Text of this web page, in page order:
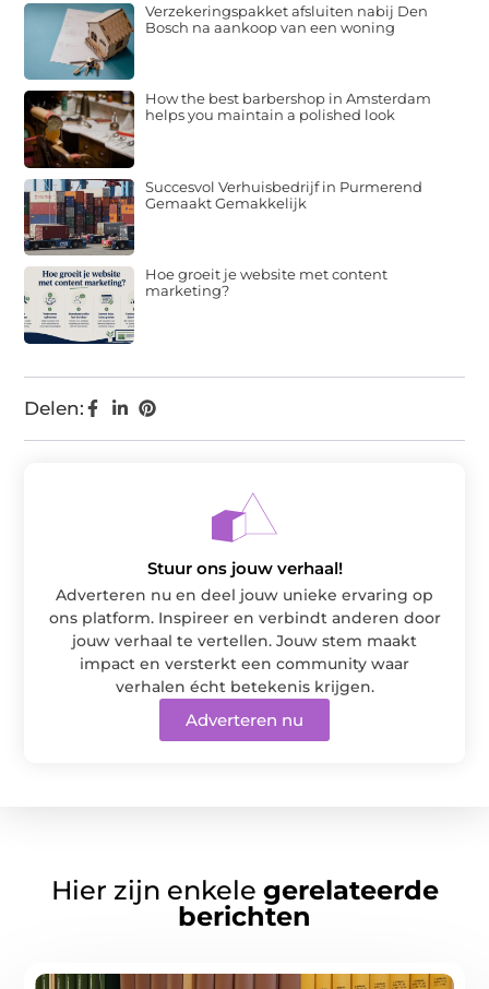
Delen:
Verzekeringspakket afsluiten nabij Den
Bosch na aankoop van een woning
How the best barbershop in Amsterdam
helps you maintain a polished look
Succesvol Verhuisbedrijf in Purmerend
Gemaakt Gemakkelijk
Hoe groeit je website met content
marketing?
Stuur ons jouw verhaal!
Adverteren nu en deel jouw unieke ervaring op
ons platform. Inspireer en verbindt anderen door
jouw verhaal te vertellen. Jouw stem maakt
impact en versterkt een community waar
verhalen écht betekenis krijgen.
Adverteren nu
Hier zijn enkele gerelateerde
berichten